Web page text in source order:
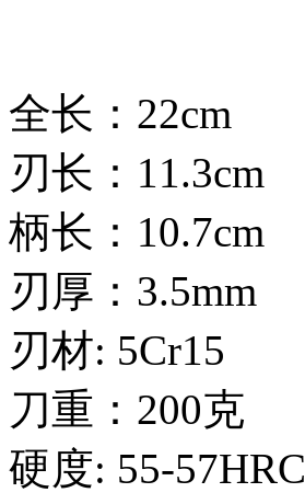
全长：22cm
刃长：11.3cm
柄长：10.7cm
刃厚：3.5mm
刃材: 5Cr15
刀重：200克
硬度: 55-57HRC